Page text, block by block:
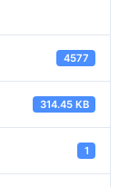
4577
314.45 KB
1